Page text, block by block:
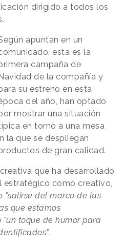
dirigido a todos los
apuntan en un
esta es la
campaña de
de la compañía y
su estreno en esta
del año, han optado
mostrar una situación
en torno a una mesa
la que se despliegan
de gran calidad.
que ha desarrollado
como creativo,
"salirse del marco de las
que estamos
"un toque de humor para
.